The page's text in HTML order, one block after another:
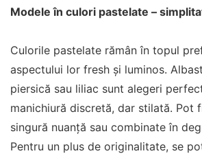
Modele în culori pastelate –
Culorile pastelate rămân în topul
aspectului lor fresh și luminos.
piersică sau liliac sunt alegeri
manichiură discretă, dar stilată. Pot
singură nuanță sau combinate în
Pentru un plus de originalitate, se